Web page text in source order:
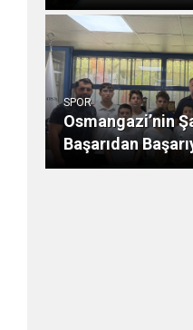
SPOR
Osmangazi’nin
Başarıdan